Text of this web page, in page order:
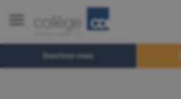
Inscrivez-vous